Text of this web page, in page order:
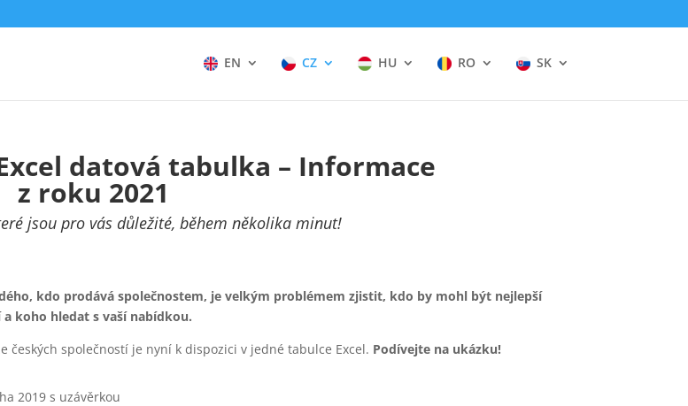
EN CZ HU RO SK
datová tabulka – Informace
z roku 2021
jsou pro vás důležité, během několika minut!
kdo prodává společnostem, je velkým problémem zjistit, kdo by mohl být nejlepší
koho hledat s vaší nabídkou.
českých společností je nyní k dispozici v jedné tabulce Excel. Podívejte na ukázku!
2019 s uzávěrkou